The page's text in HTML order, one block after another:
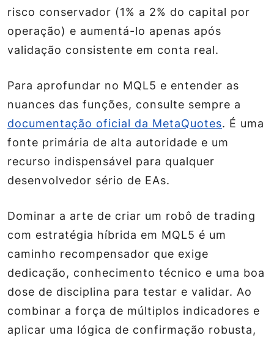
risco conservador (1% a 2% do capital por
operação) e aumentá-lo apenas após
validação consistente em conta real.
Para aprofundar no MQL5 e entender as
nuances das funções, consulte sempre a
documentação oficial da MetaQuotes. É uma
fonte primária de alta autoridade e um
recurso indispensável para qualquer
desenvolvedor sério de EAs.
Dominar a arte de criar um robô de trading
com estratégia híbrida em MQL5 é um
caminho recompensador que exige
dedicação, conhecimento técnico e uma boa
dose de disciplina para testar e validar. Ao
combinar a força de múltiplos indicadores e
aplicar uma lógica de confirmação robusta,